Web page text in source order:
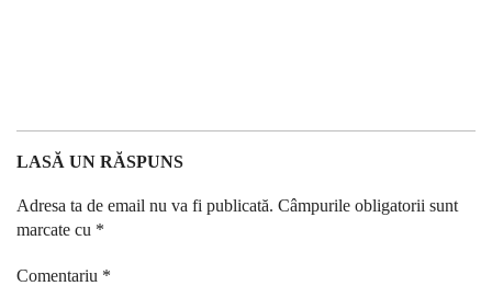
LASĂ UN RĂSPUNS
Adresa ta de email nu va fi publicată. Câmpurile obligatorii sunt
marcate cu *
Comentariu *